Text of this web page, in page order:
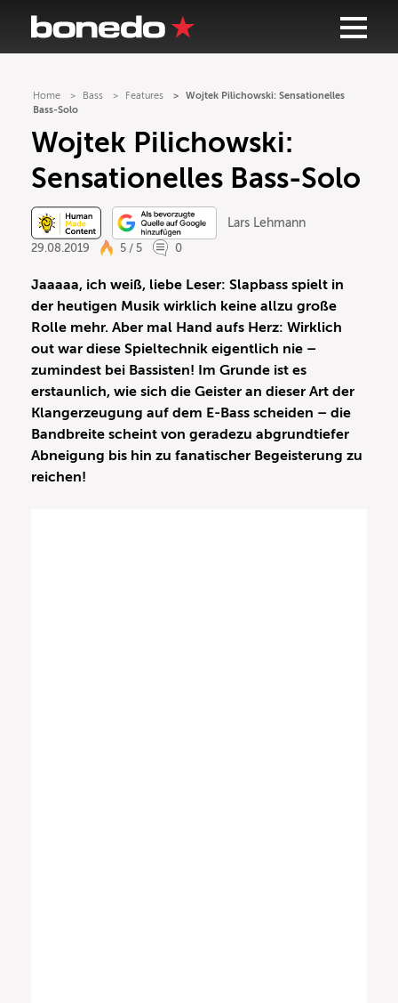
Home Bass Features
Wojtek Pilichowski: Sensationelles
Bass-Solo
Wojtek Pilichowski:
Sensationelles Bass-Solo
Lars Lehmann
29.08.2019
5 / 5 0
Jaaaaa, ich weiß, liebe Leser: Slapbass spielt in
der heutigen Musik wirklich keine allzu große
Rolle mehr. Aber mal Hand aufs Herz: Wirklich
out war diese Spieltechnik eigentlich nie –
zumindest bei Bassisten! Im Grunde ist es
erstaunlich, wie sich die Geister an dieser Art der
Klangerzeugung auf dem E-Bass scheiden – die
Bandbreite scheint von geradezu abgrundtiefer
Abneigung bis hin zu fanatischer Begeisterung zu
reichen!